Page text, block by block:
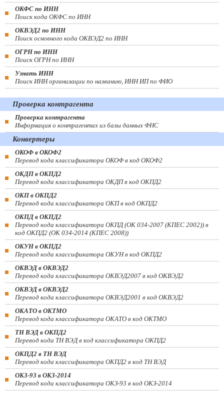
ОКФС по ИНН
Поиск кода ОКФС по ИНН
ОКВЭД2 по ИНН
Поиск основного кода ОКВЭД2 по ИНН
ОГРН по ИНН
Поиск ОГРН по ИНН
Узнать ИНН
Поиск ИНН организации по названию, ИНН ИП по ФИО
Проверка контрагента
Проверка контрагента
Информация о контрагентах из базы данных ФНС
Конвертеры
ОКОФ в ОКОФ2
Перевод кода классификатора ОКОФ в код ОКОФ2
ОКДП в ОКПД2
Перевод кода классификатора ОКДП в код ОКПД2
ОКП в ОКПД2
Перевод кода классификатора ОКП в код ОКПД2
ОКПД в ОКПД2
Перевод кода классификатора ОКПД (ОК 034-2007 (КПЕС 2002)) в
код ОКПД2 (ОК 034-2014 (КПЕС 2008))
ОКУН в ОКПД2
Перевод кода классификатора ОКУН в код ОКПД2
ОКВЭД в ОКВЭД2
Перевод кода классификатора ОКВЭД2007 в код ОКВЭД2
ОКВЭД в ОКВЭД2
Перевод кода классификатора ОКВЭД2001 в код ОКВЭД2
ОКАТО в ОКТМО
Перевод кода классификатора ОКАТО в код ОКТМО
ТН ВЭД в ОКПД2
Перевод кода ТН ВЭД в код классификатора ОКПД2
ОКПД2 в ТН ВЭД
Перевод кода классификатора ОКПД2 в код ТН ВЭД
ОКЗ-93 в ОКЗ-2014
Перевод кода классификатора ОКЗ-93 в код ОКЗ-2014